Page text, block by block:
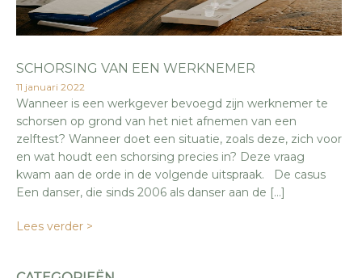
SCHORSING VAN EEN WERKNEMER
11 januari 2022
Wanneer is een werkgever bevoegd zijn werknemer te
schorsen op grond van het niet afnemen van een
zelftest? Wanneer doet een situatie, zoals deze, zich voor
en wat houdt een schorsing precies in? Deze vraag
kwam aan de orde in de volgende uitspraak. De casus
Een danser, die sinds 2006 als danser aan de […]
Lees verder >